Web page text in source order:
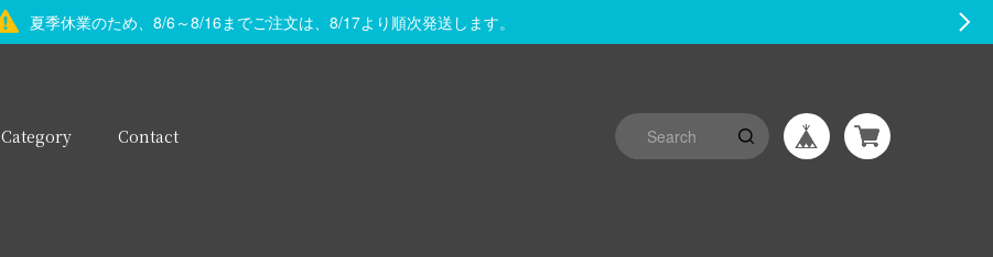
夏季休業のため、8/6～8/16までご注文は、8/17より順次発送します。
Category Contact